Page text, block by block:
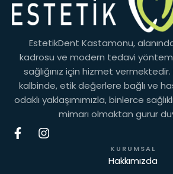
EstetikDent Kastamonu,
kadrosu ve modern tedavi
sağlığınız için hizmet
kalbinde, etik değerlere bağlı ve
odaklı yaklaşımımızla, binlerce
mimarı olmaktan gurur
KURUMSAL
Hakkımızda